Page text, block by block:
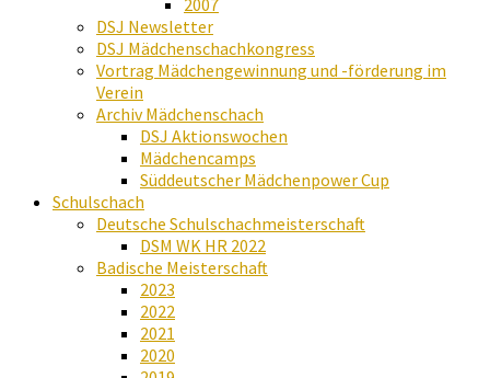
2007
DSJ Newsletter
DSJ Mädchenschachkongress
Vortrag Mädchengewinnung und -förderung im
Verein
Archiv Mädchenschach
DSJ Aktionswochen
Mädchencamps
Süddeutscher Mädchenpower Cup
Schulschach
Deutsche Schulschachmeisterschaft
DSM WK HR 2022
Badische Meisterschaft
2023
2022
2021
2020